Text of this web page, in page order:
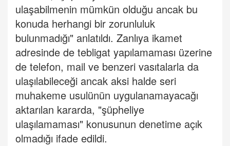
ulaşabilmenin mümkün olduğu ancak bu
konuda herhangi bir zorunluluk
bulunmadığı" anlatıldı. Zanlıya ikamet
adresinde de tebligat yapılamaması üzerine
de telefon, mail ve benzeri vasıtalarla da
ulaşılabileceği ancak aksi halde seri
muhakeme usulünün uygulanamayacağı
aktarılan kararda, "şüpheliye
ulaşılamaması" konusunun denetime açık
olmadığı ifade edildi.